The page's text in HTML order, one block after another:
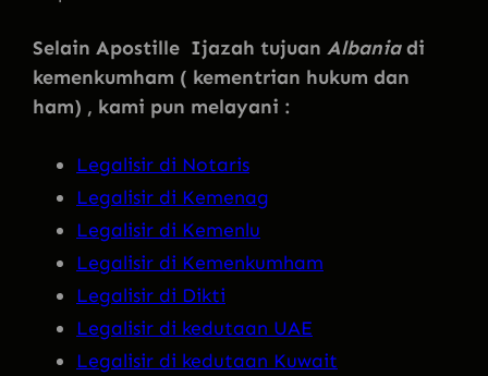
Selain Apostille Ijazah tujuan Albaniadi
kemenkumham ( kementrian hukum dan
ham) , kami pun melayani :
Legalisir di Notaris
Legalisir di Kemenag
Legalisir di Kemenlu
Legalisir di Kemenkumham
Legalisir di Dikti
Legalisir di kedutaan UAE
Legalisir di kedutaan Kuwait